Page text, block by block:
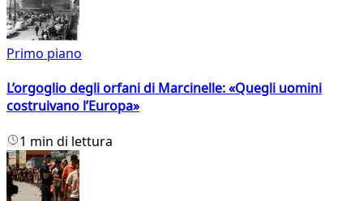
Primo piano
L’orgoglio degli orfani di Marcinelle: «Quegli uomini
costruivano l’Europa»
1 min di lettura